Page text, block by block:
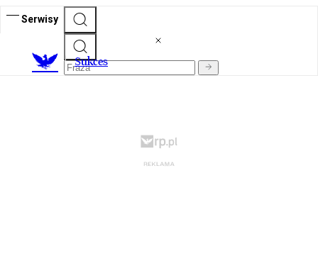
Serwisy
Sukces